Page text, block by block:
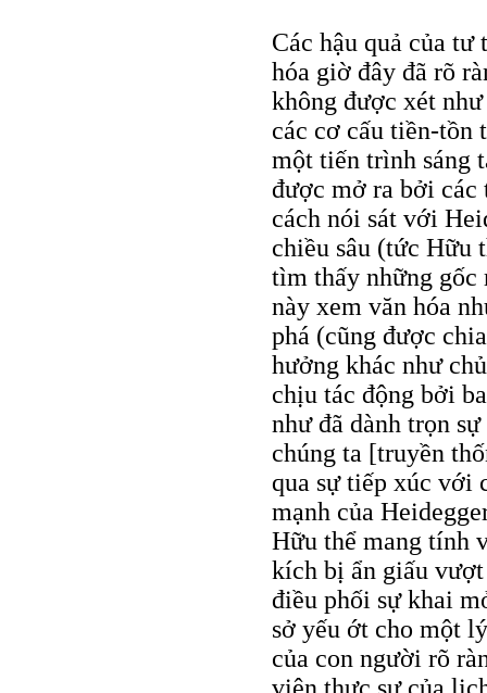
Các hậu quả của
hóa giờ đây đã rõ
không được xét
các cơ cấu tiền-tồn
một tiến trình sáng
được mở ra bởi các
cách nói sát với
chiều sâu (tức Hữu
tìm thấy những gốc
này xem văn hóa
phá (cũng được
hưởng khác như
chịu tác động bởi
như đã dành trọn
chúng ta [truyền
qua sự tiếp xúc với
mạnh của
Hữu thể mang tính
kích bị ẩn giấu vượt
điều phối sự khai
sở yếu ớt cho một
của con người rõ